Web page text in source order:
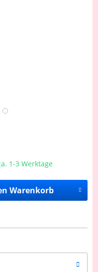
1-3 Werktage
Warenkorb